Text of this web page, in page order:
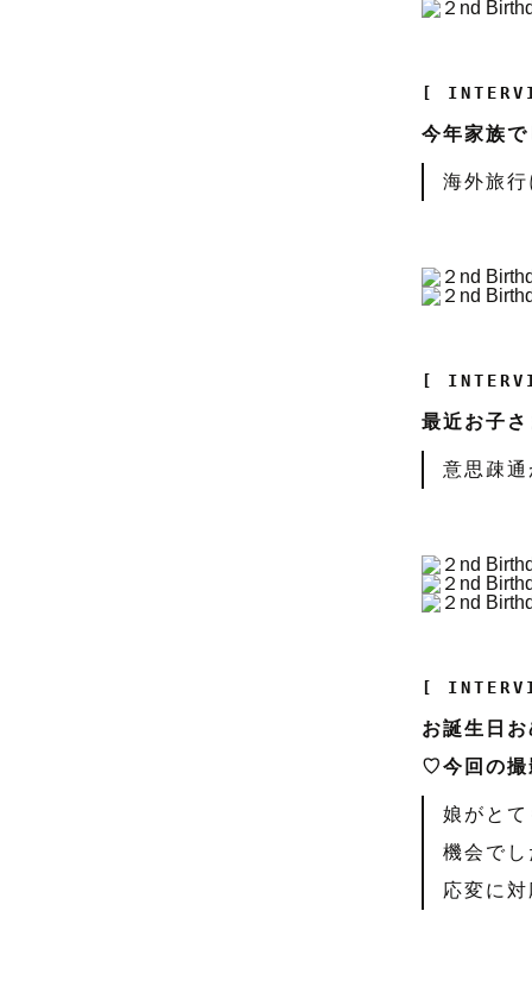
[
今年家族
海外旅行
[
最近お子
意思疎
[
お誕生日
♡今回の撮
娘がと
機会で
応変に対